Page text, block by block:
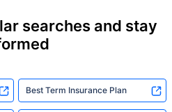
that just needed
explain it simply,
"Most people aren't
— they're just waiting for
searches and stay
Best Term Insurance Plan